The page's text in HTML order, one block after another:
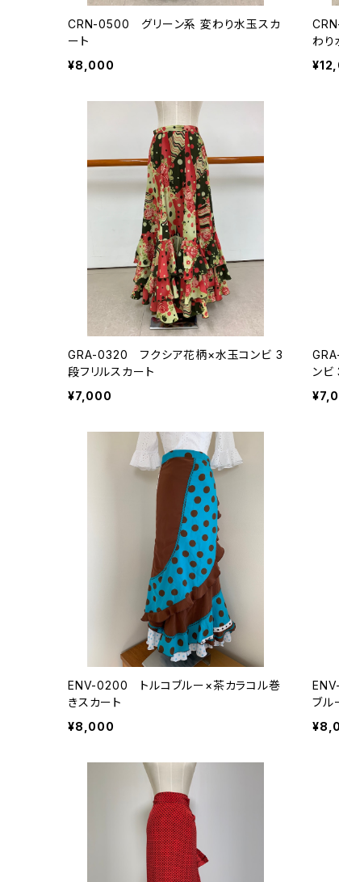
CRN-0500 グリーン系 変わり水玉スカ
ート
¥8,000
わり
GRA-0320 フクシア花柄×水玉コンビ 3
段フリルスカート
¥7,000
ンビ
ENV-0200 トルコブルー×茶カラコル巻
きスカート
¥8,000
ブル